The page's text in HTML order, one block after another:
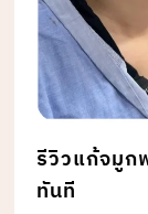
รีวิวแก้จมูก
ทันที